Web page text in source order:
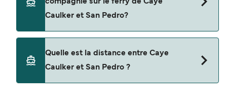
ferry entre Caye Caulker et San Pedro.
compagnie sur le ferry de Caye
Caulker et San Pedro?
pas autorisés à bord pour les traversées entre
Quelle est la distance entre Caye
Caulker et San Pedro ?